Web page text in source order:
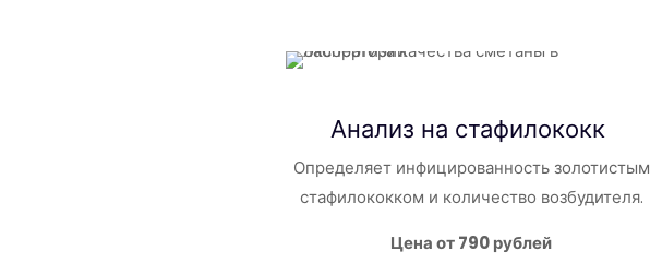
Анализ на стафилококк
Определяет инфицированность золотистым
стафилококком и количество возбудителя.
Цена от 790 рублей